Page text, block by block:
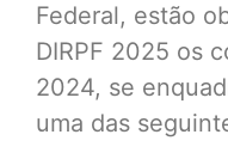
Federal, estão
DIRPF 2025 os
2024, se
uma das